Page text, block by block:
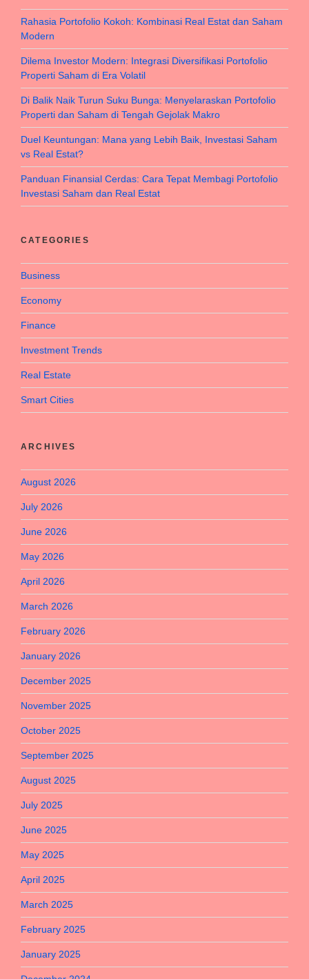
Rahasia Portofolio Kokoh: Kombinasi Real Estat dan Saham
Modern
Dilema Investor Modern: Integrasi Diversifikasi Portofolio
Properti Saham di Era Volatil
Di Balik Naik Turun Suku Bunga: Menyelaraskan Portofolio
Properti dan Saham di Tengah Gejolak Makro
Duel Keuntungan: Mana yang Lebih Baik, Investasi Saham
vs Real Estat?
Panduan Finansial Cerdas: Cara Tepat Membagi Portofolio
Investasi Saham dan Real Estat
CATEGORIES
Business
Economy
Finance
Investment Trends
Real Estate
Smart Cities
ARCHIVES
August 2026
July 2026
June 2026
May 2026
April 2026
March 2026
February 2026
January 2026
December 2025
November 2025
October 2025
September 2025
August 2025
July 2025
June 2025
May 2025
April 2025
March 2025
February 2025
January 2025